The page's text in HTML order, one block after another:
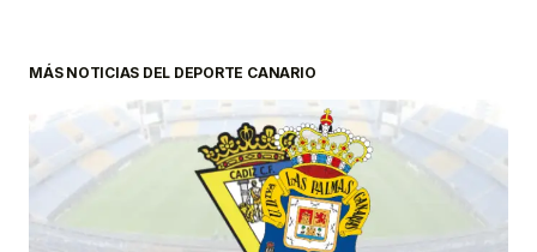
MÁS NOTICIAS DEL DEPORTE CANARIO